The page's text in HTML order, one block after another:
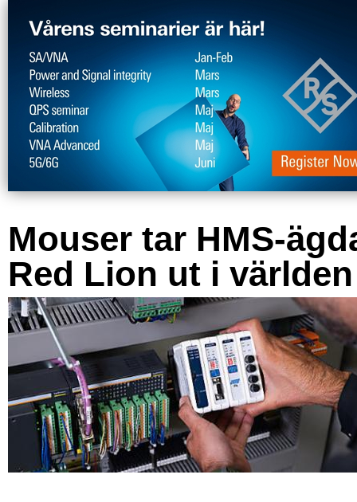
Mouser tar HMS-
Red Lion ut i världen